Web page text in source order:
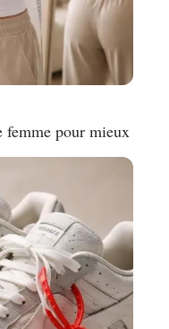
femme pour mieux